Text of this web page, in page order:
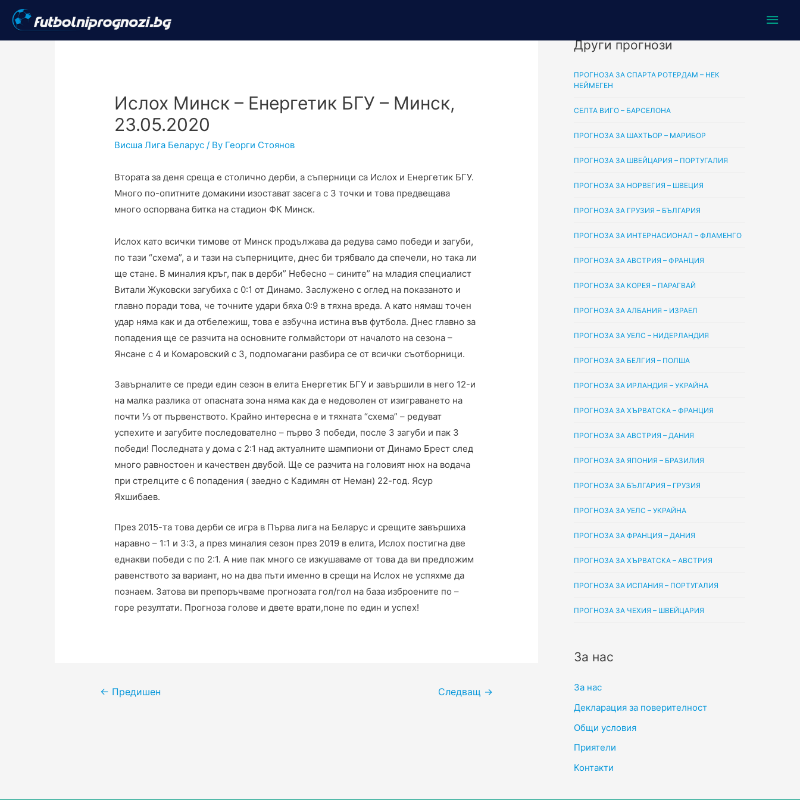
Main
Ислох Минск – Енергетик БГУ – Минск,
23.05.2020
Висша Лига Беларус / By Георги Стоянов
Втората за деня среща е столично дерби, а съперници са Ислох и Енергетик БГУ.
Много по-опитните домакини изостават засега с 3 точки и това предвещава
много оспорвана битка на стадион ФК Минск.
Ислох като всички тимове от Минск продължава да редува само победи и загуби,
по тази “схема”, а и тази на съперниците, днес би трябвало да спечели, но така ли
ще стане. В миналия кръг, пак в дерби” Небесно – сините” на младия специалист
Витали Жуковски загубиха с 0:1 от Динамо. Заслужено с оглед на показаното и
главно поради това, че точните удари бяха 0:9 в тяхна вреда. А като нямаш точен
удар няма как и да отбележиш, това е азбучна истина във футбола. Днес главно за
попадения ще се разчита на основните голмайстори от началото на сезона –
Янсане с 4 и Комаровский с 3, подпомагани разбира се от всички съотборници.
Завърналите се преди един сезон в елита Енергетик БГУ и завършили в него 12-и
на малка разлика от опасната зона няма как да е недоволен от изиграването на
почти ⅓ от първенството. Крайно интересна е и тяхната “схема” – редуват
успехите и загубите последователно – първо 3 победи, после 3 загуби и пак 3
победи! Последната у дома с 2:1 над актуалните шампиони от Динамо Брест след
много равностоен и качествен двубой. Ще се разчита на головият нюх на водача
при стрелците с 6 попадения ( заедно с Кадимян от Неман) 22-год. Ясур
Яхшибаев.
През 2015-та това дерби се игра в Първа лига на Беларус и срещите завършиха
наравно – 1:1 и 3:3, а през миналия сезон през 2019 в елита, Ислох постигна две
еднакви победи с по 2:1. А ние пак много се изкушаваме от това да ви предложим
равенството за вариант, но на два пъти именно в срещи на Ислох не успяхме да
познаем. Затова ви препоръчваме прогнозата гол/гол на база изброените по –
горе резултати. Прогноза голове и двете врати,поне по един и успех!
Навигация
← Предишен Следващ →
Други прогнози
ПРОГНОЗА ЗА СПАРТА РОТЕРДАМ – НЕК
НЕЙМЕГЕН
СЕЛТА ВИГО – БАРСЕЛОНА
ПРОГНОЗА ЗА ШАХТЬОР – МАРИБОР
ПРОГНОЗА ЗА ШВЕЙЦАРИЯ – ПОРТУГАЛИЯ
ПРОГНОЗА ЗА НОРВЕГИЯ – ШВЕЦИЯ
ПРОГНОЗА ЗА ГРУЗИЯ – БЪЛГАРИЯ
ПРОГНОЗА ЗА ИНТЕРНАСИОНАЛ – ФЛАМЕНГО
ПРОГНОЗА ЗА АВСТРИЯ – ФРАНЦИЯ
ПРОГНОЗА ЗА КОРЕЯ – ПАРАГВАЙ
ПРОГНОЗА ЗА АЛБАНИЯ – ИЗРАЕЛ
ПРОГНОЗА ЗА УЕЛС – НИДЕРЛАНДИЯ
ПРОГНОЗА ЗА БЕЛГИЯ – ПОЛША
ПРОГНОЗА ЗА ИРЛАНДИЯ – УКРАЙНА
ПРОГНОЗА ЗА ХЪРВАТСКА – ФРАНЦИЯ
ПРОГНОЗА ЗА АВСТРИЯ – ДАНИЯ
ПРОГНОЗА ЗА ЯПОНИЯ – БРАЗИЛИЯ
ПРОГНОЗА ЗА БЪЛГАРИЯ – ГРУЗИЯ
ПРОГНОЗА ЗА УЕЛС – УКРАЙНА
ПРОГНОЗА ЗА ФРАНЦИЯ – ДАНИЯ
ПРОГНОЗА ЗА ХЪРВАТСКА – АВСТРИЯ
ПРОГНОЗА ЗА ИСПАНИЯ – ПОРТУГАЛИЯ
ПРОГНОЗА ЗА ЧЕХИЯ – ШВЕЙЦАРИЯ
За нас
За нас
Декларация за поверителност
Общи условия
Приятели
Контакти